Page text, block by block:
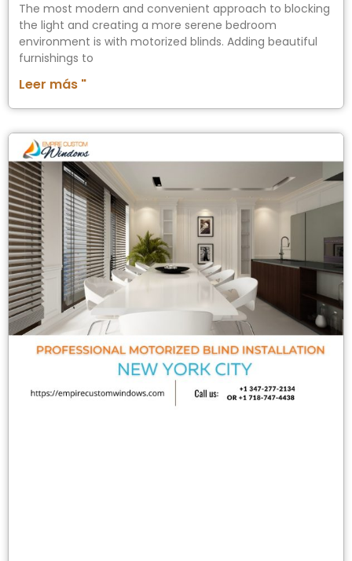
The most modern and convenient approach to blocking
the light and creating a more serene bedroom
environment is with motorized blinds. Adding beautiful
furnishings to
Leer más "